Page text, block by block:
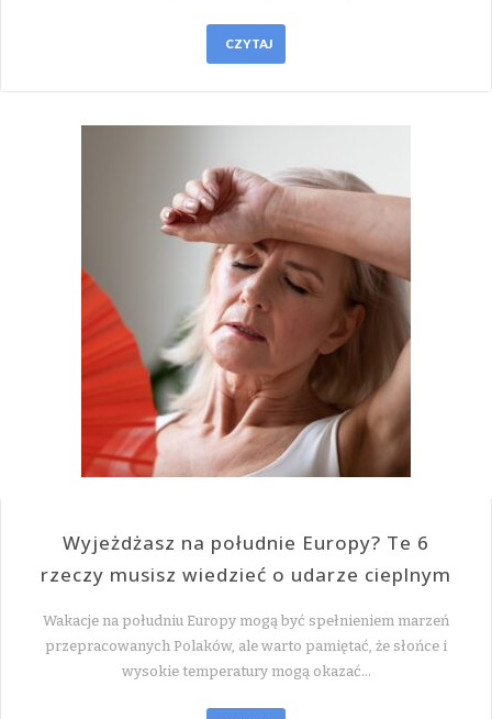
CZYTAJ
Wyjeżdżasz na południe Europy? Te 6
rzeczy musisz wiedzieć o udarze cieplnym
Wakacje na południu Europy mogą być spełnieniem marzeń
przepracowanych Polaków, ale warto pamiętać, że słońce i
wysokie temperatury mogą okazać…